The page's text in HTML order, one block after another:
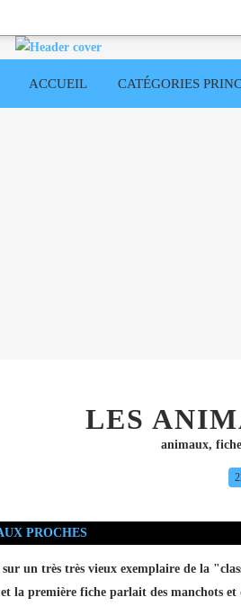
ACCUEIL CATÉGORIES
LES
animaux, fiche
sur un très très vieux exemplaire de la
la première fiche parlait des manchots